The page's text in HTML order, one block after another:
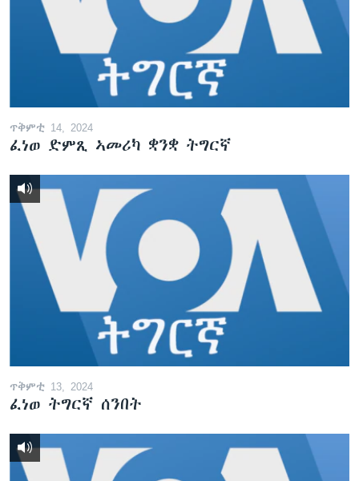
ቂሔ ጽልሚ
ቋንቋታት
ጥቅምቲ 14, 2024
ፈነወ ድምጺ ኣመሪካ ቋንቋ ትግርኛ
ጥቅምቲ 13, 2024
ፈነወ ትግርኛ ሰንበት